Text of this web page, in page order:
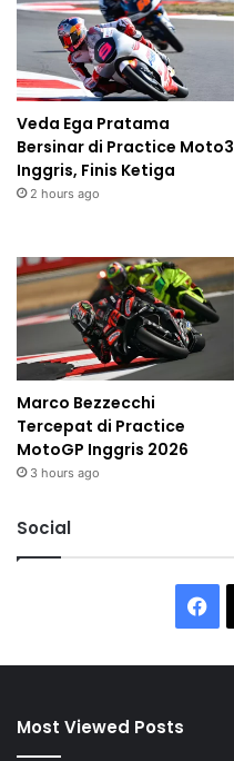
Veda Ega Pratama
Bersinar di Practice Moto3
Inggris, Finis Ketiga
2 hours ago
Marco Bezzecchi
Tercepat di Practice
MotoGP Inggris 2026
3 hours ago
Social
Most Viewed Posts